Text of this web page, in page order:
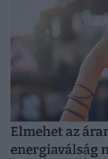
Elmehet az
energiaválság